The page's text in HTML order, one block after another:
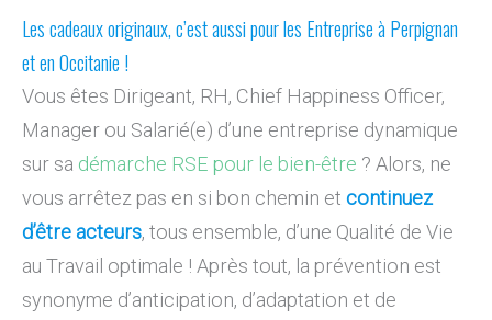
Les cadeaux originaux, c’est aussi pour les Entreprise à Perpignan
et en Occitanie !
Vous êtes Dirigeant, RH, Chief Happiness Officer,
Manager ou Salarié(e) d’une entreprise dynamique
sur sa démarche RSE pour le bien-être ? Alors, ne
vous arrêtez pas en si bon chemin et continuez
d’être acteurs, tous ensemble, d’une Qualité de Vie
au Travail optimale ! Après tout, la prévention est
synonyme d’anticipation, d’adaptation et de